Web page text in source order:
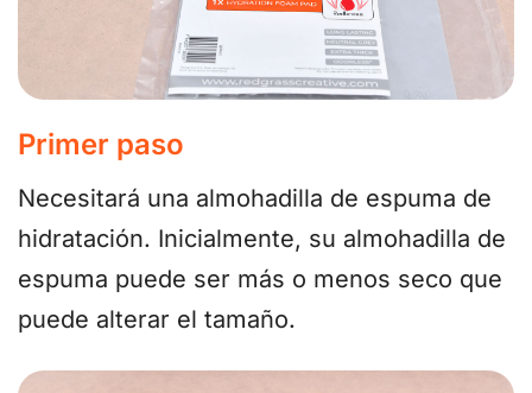
Primer paso
Necesitará una almohadilla de espuma de
hidratación. Inicialmente, su almohadilla de
espuma puede ser más o menos seco que
puede alterar el tamaño.